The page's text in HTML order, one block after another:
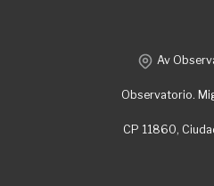
Av
Observatorio.
CP 11860,